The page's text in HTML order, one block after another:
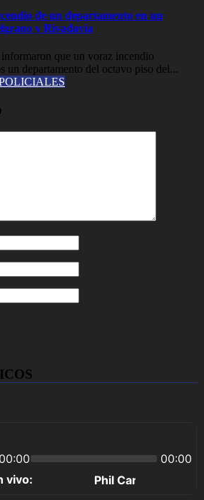
de un departamento en un
y Rivadavia
que un voraz incendio
un departamento del octavo piso del...